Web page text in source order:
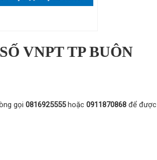
VNPT TP BUÔN
gọi 0816925555hoặc 0911870868 để được